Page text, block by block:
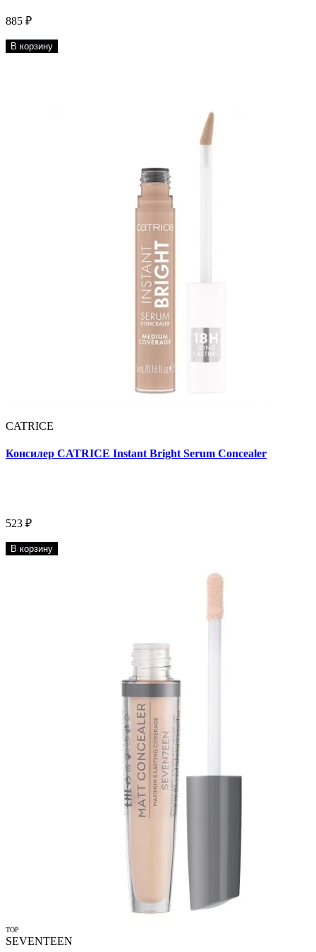
885 ₽
В корзину
CATRICE
Консилер CATRICE Instant Bright Serum Concealer
523 ₽
В корзину
TOP
SEVENTEEN